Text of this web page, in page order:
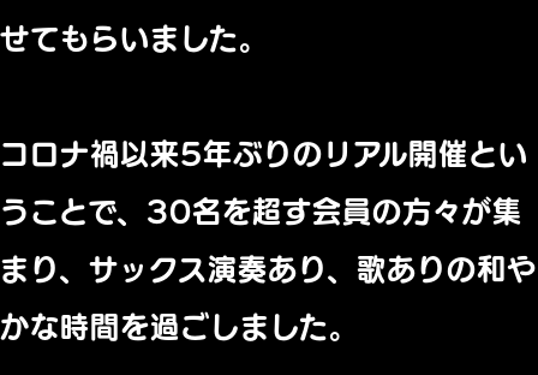
せてもらいました。
コロナ禍以来5年ぶりのリアル開催とい
うことで、30名を超す会員の方々が集
まり、サックス演奏あり、歌ありの和や
かな時間を過ごしました。